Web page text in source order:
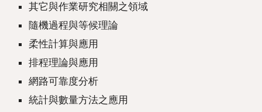
其它與作業研究相關之領域
隨機過程與等候理論
柔性計算與應用
排程理論與應用
網路可靠度分析
統計與數量方法之應用